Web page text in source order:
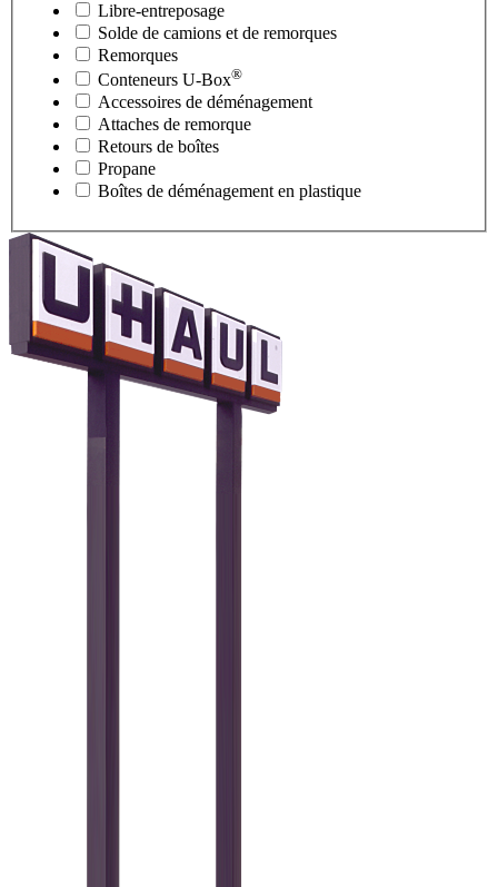
Libre-entreposage
Solde de camions et de remorques
Remorques
Conteneurs U-Box®
Accessoires de déménagement
Attaches de remorque
Retours de boîtes
Propane
Boîtes de déménagement en plastique